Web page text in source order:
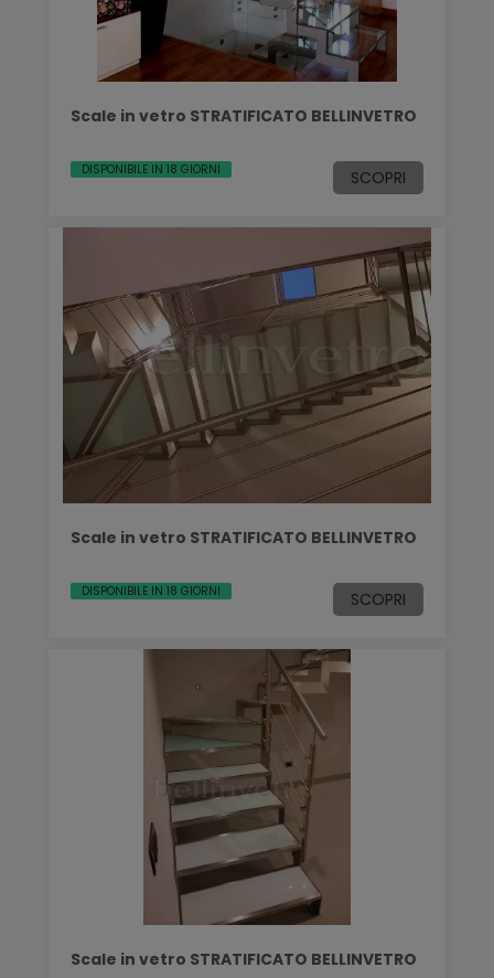
Scale in vetro STRATIFICATO BELLINVETRO
DISPONIBILE IN 18 GIORNI SCOPRI
Scale in vetro STRATIFICATO BELLINVETRO
DISPONIBILE IN 18 GIORNI SCOPRI
Scale in vetro STRATIFICATO BELLINVETRO